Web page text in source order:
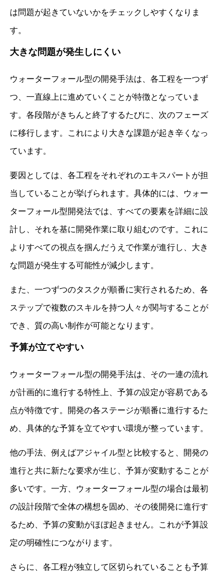
は問題が起きていないかをチェックしやすくなりま
す。
大きな問題が発生しにくい
ウォーターフォール型の開発手法は、各工程を一つず
つ、一直線上に進めていくことが特徴となっていま
す。各段階がきちんと終了するたびに、次のフェーズ
に移行します。これにより大きな課題が起き辛くなっ
ています。
要因としては、各工程をそれぞれのエキスパートが担
当していることが挙げられます。具体的には、ウォー
ターフォール型開発法では、すべての要素を詳細に設
計し、それを基に開発作業に取り組むのです。これに
よりすべての視点を掴んだうえで作業が進行し、大き
な問題が発生する可能性が減少します。
また、一つずつのタスクが順番に実行されるため、各
ステップで複数のスキルを持つ人々が関与することが
でき、質の高い制作が可能となります。
予算が立てやすい
ウォーターフォール型の開発手法は、その一連の流れ
が計画的に進行する特性上、予算の設定が容易である
点が特徴です。開発の各ステージが順番に進行するた
め、具体的な予算を立てやすい環境が整っています。
他の手法、例えばアジャイル型と比較すると、開発の
進行と共に新たな要求が生じ、予算が変動することが
多いです。一方、ウォーターフォール型の場合は最初
の設計段階で全体の構想を固め、その後開発に進行す
るため、予算の変動がほぼ起きません。これが予算設
定の明確性につながります。
さらに、各工程が独立して区切られていることも予算